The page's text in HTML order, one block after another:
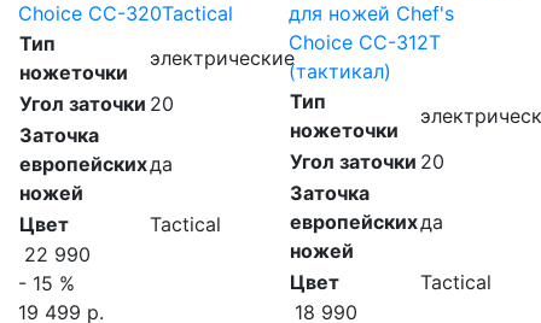
Choice CC-320Tactical
Тип
ножеточки
электрические
Угол заточки 20
Заточка
европейских
ножей
да
Цвет
Tactical
22 990
- 15 %
19 499 р.
для ножей Chef's
Choice CC-312T
(тактикал)
Тип
ножеточки
Угол заточки 20
Заточка
европейских
ножей
да
Цвет
Tactical
18 990